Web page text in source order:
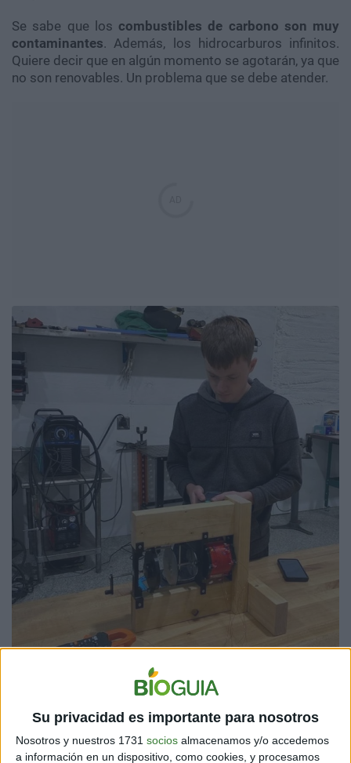
Su privacidad es importante para nosotros
Nosotros y nuestros 1731 socios almacenamos y/o accedemos
a información en un dispositivo, como cookies, y procesamos
Se sabe que los combustibles de carbono son muy
contaminantes. Además, los hidrocarburos infinitos.
Quiere decir que en algún momento se agotarán, ya que
no son renovables. Un problema que se debe atender.
Fuente: motor.es